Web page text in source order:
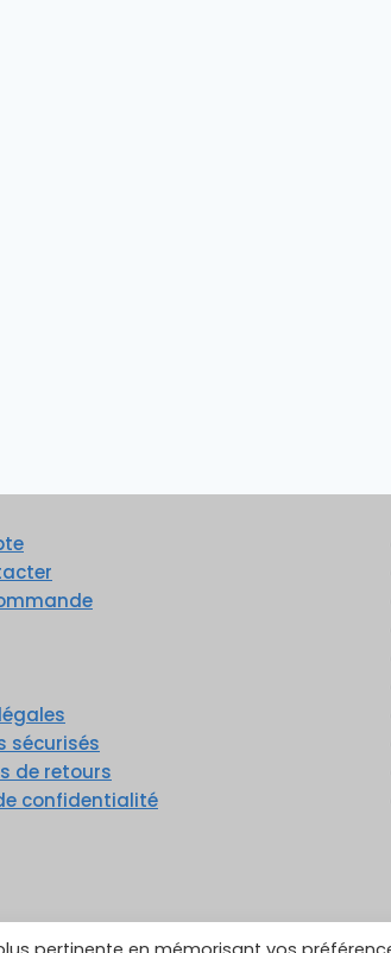
sécurisés
de retours
confidentialité